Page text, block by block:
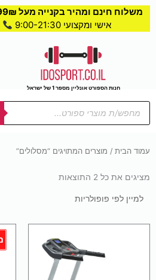
משלוח חינם ומהיר בקנייה מעל 199₪
אישי ומקצועי 9:00-21:30
חנות הספורט אונליין מספר 1 של ישראל
Products
search
עמוד הבית / מוצרים המתויגים “מסלולים”
מציגים את כל ⁦2⁩ התוצאות
ממוין